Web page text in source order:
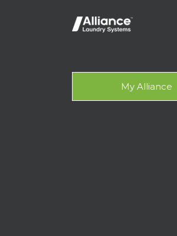
My Alliance